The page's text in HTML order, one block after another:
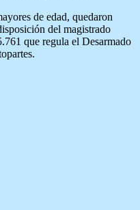
de edad, quedaron
del magistrado
que regula el Desarmado